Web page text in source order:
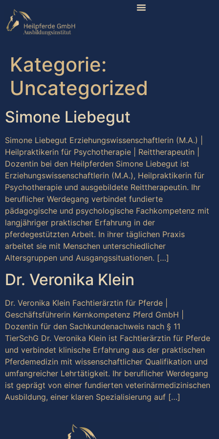
Kategorie:
Uncategorized
Simone Liebegut
Simone Liebegut Erziehungswissenschaftlerin (M.A.) |
Heilpraktikerin für Psychotherapie | Reittherapeutin |
Dozentin bei den Heilpferden Simone Liebegut ist
Erziehungswissenschaftlerin (M.A.), Heilpraktikerin für
Psychotherapie und ausgebildete Reittherapeutin. Ihr
beruflicher Werdegang verbindet fundierte
pädagogische und psychologische Fachkompetenz mit
langjähriger praktischer Erfahrung in der
pferdegestützten Arbeit. In ihrer täglichen Praxis
arbeitet sie mit Menschen unterschiedlicher
Altersgruppen und Ausgangssituationen. […]
Dr. Veronika Klein
Dr. Veronika Klein Fachtierärztin für Pferde |
Geschäftsführerin Kernkompetenz Pferd GmbH |
Dozentin für den Sachkundenachweis nach § 11
TierSchG Dr. Veronika Klein ist Fachtierärztin für Pferde
und verbindet klinische Erfahrung aus der praktischen
Pferdemedizin mit wissenschaftlicher Qualifikation und
umfangreicher Lehrtätigkeit. Ihr beruflicher Werdegang
ist geprägt von einer fundierten veterinärmedizinischen
Ausbildung, einer klaren Spezialisierung auf […]